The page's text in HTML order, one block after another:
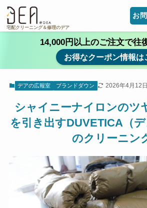
宅配クリーニング＆修理のデア
お
14,000円以上のご注文で往
お得なクーポン情報は
デアの広報室 ブランドダウン 2026年4月12日
シャイニーナイロンのツ
を引き出すDUVETICA（デ
のクリーニン